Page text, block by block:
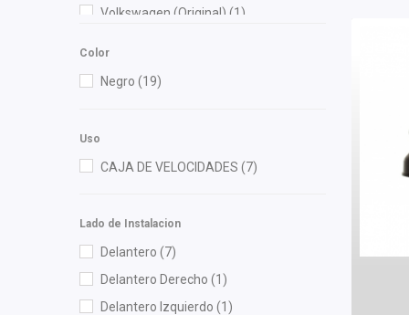
Volkswagen (Original) (1)
Color
Negro (19)
Uso
CAJA DE VELOCIDADES (7)
Lado de Instalacion
Delantero (7)
Delantero Derecho (1)
Delantero Izquierdo (1)